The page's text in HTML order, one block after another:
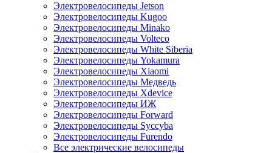
Электровелосипеды Jetson
Электровелосипеды Kugoo
Электровелосипеды Minako
Электровелосипеды Volteco
Электровелосипеды White Siberia
Электровелосипеды Yokamura
Электровелосипеды Xiaomi
Электровелосипеды Медведь
Электровелосипеды Xdevice
Электровелосипеды ИЖ
Электровелосипеды Forward
Электровелосипеды Syccyba
Электровелосипеды Furendo
Все электрические велосипеды